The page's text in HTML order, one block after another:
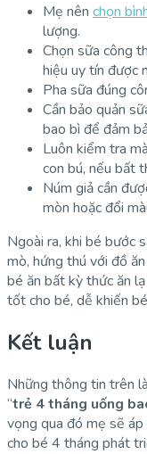
Mẹ nên chọn
lượng.
Chọn sữa công
hiệu uy tín được
Pha sữa đúng
Cần bảo quản
bao bì để đảm
Luôn kiểm tra
con bú, nếu bất
Núm giả cần
mòn hoặc đổi
Ngoài ra, khi bé bước
mò, hứng thú với đồ
bé ăn bất kỳ thức ăn
tốt cho bé, dễ khiến
Kết luận
Những thông tin trên
“trẻ 4 tháng uống
vọng qua đó mẹ sẽ
cho bé 4 tháng phát